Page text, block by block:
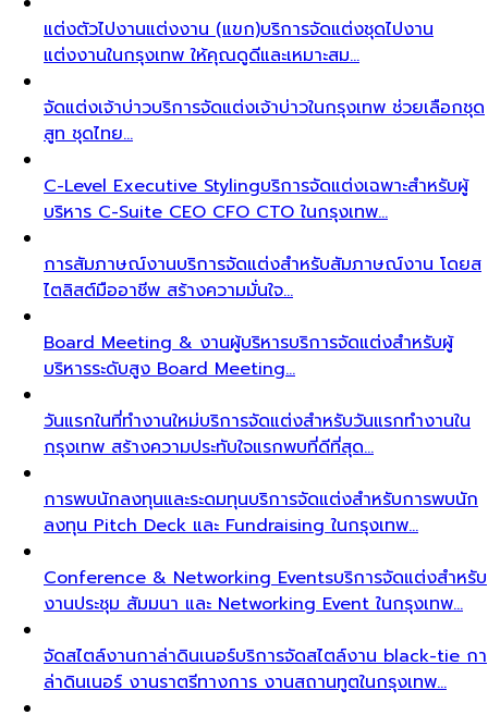
แต่งตัวไปงานแต่งงาน (แขก)บริการจัดแต่งชุดไปงาน
แต่งงานในกรุงเทพ ให้คุณดูดีและเหมาะสม…
จัดแต่งเจ้าบ่าวบริการจัดแต่งเจ้าบ่าวในกรุงเทพ ช่วยเลือกชุด
สูท ชุดไทย…
C-Level Executive Stylingบริการจัดแต่งเฉพาะสำหรับผู้
บริหาร C-Suite CEO CFO CTO ในกรุงเทพ…
การสัมภาษณ์งานบริการจัดแต่งสำหรับสัมภาษณ์งาน โดยส
ไตลิสต์มืออาชีพ สร้างความมั่นใจ…
Board Meeting & งานผู้บริหารบริการจัดแต่งสำหรับผู้
บริหารระดับสูง Board Meeting…
วันแรกในที่ทำงานใหม่บริการจัดแต่งสำหรับวันแรกทำงานใน
กรุงเทพ สร้างความประทับใจแรกพบที่ดีที่สุด…
การพบนักลงทุนและระดมทุนบริการจัดแต่งสำหรับการพบนัก
ลงทุน Pitch Deck และ Fundraising ในกรุงเทพ…
Conference & Networking Eventsบริการจัดแต่งสำหรับ
งานประชุม สัมมนา และ Networking Event ในกรุงเทพ…
จัดสไตล์งานกาล่าดินเนอร์บริการจัดสไตล์งาน black-tie กา
ล่าดินเนอร์ งานราตรีทางการ งานสถานทูตในกรุงเทพ…